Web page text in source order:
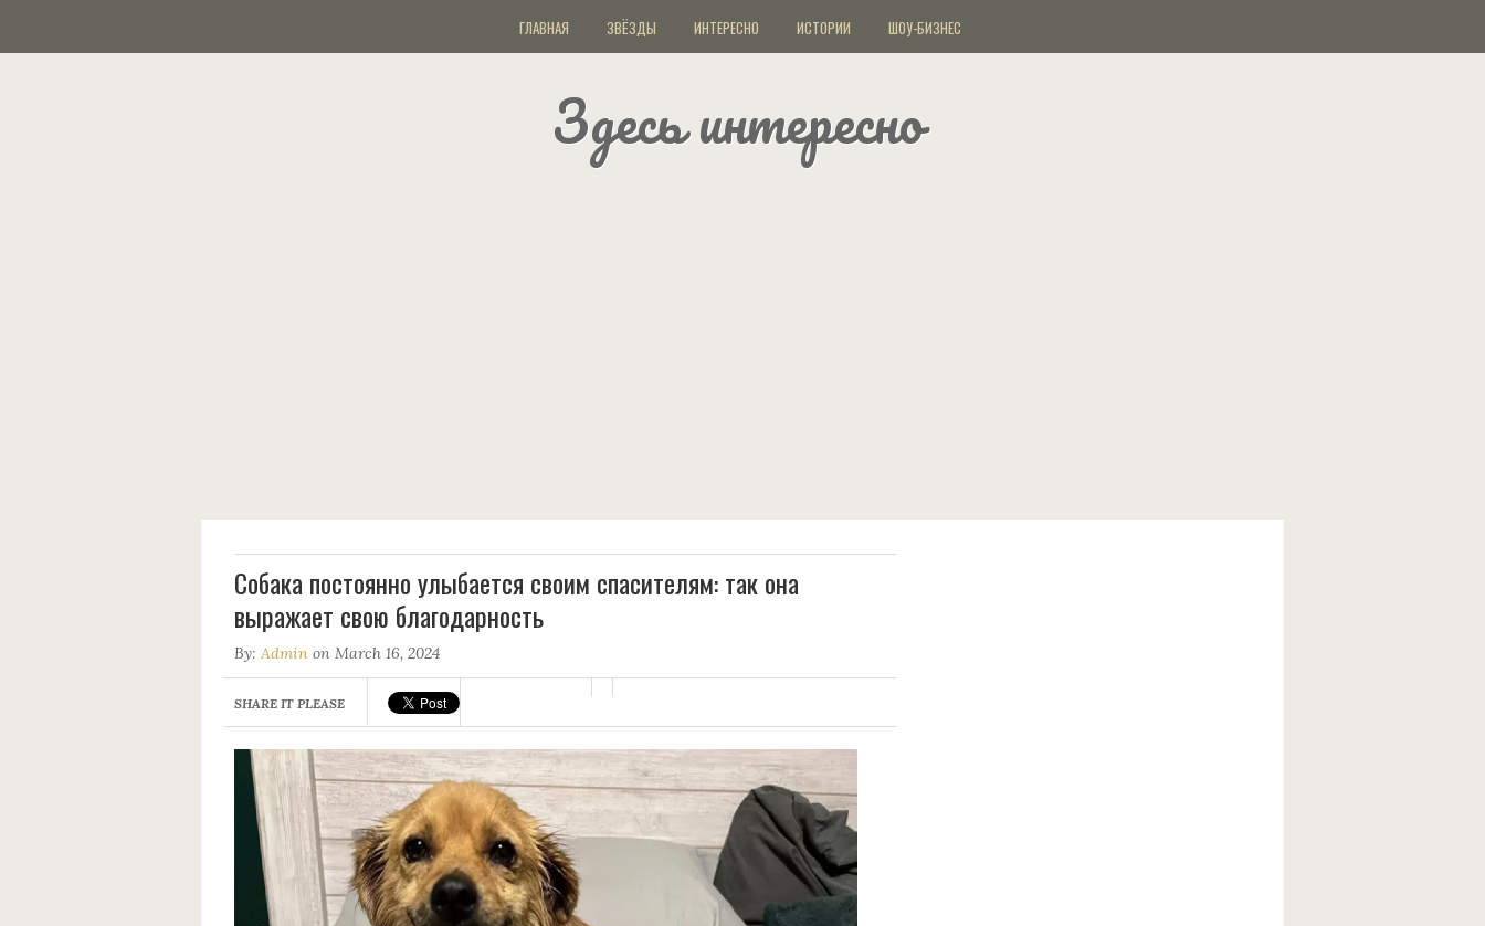
ГЛАВНАЯ ЗВЁЗДЫ ИНТЕРЕСНО ИСТОРИИ ШОУ-БИЗНЕС
Здесь интересно
Собака постоянно улыбается своим спасителям: так она
выражает свою благодарность
By: Admin on March 16, 2024
SHARE IT PLEASE